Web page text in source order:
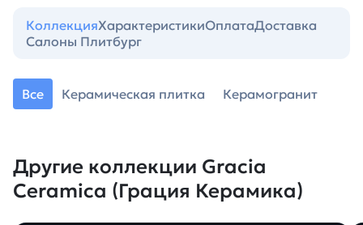
КоллекцияХарактеристикиОплатаДоставка
Салоны Плитбург
Все Керамическая плитка Керамогранит
Другие коллекции Gracia
Ceramica (Грация Керамика)